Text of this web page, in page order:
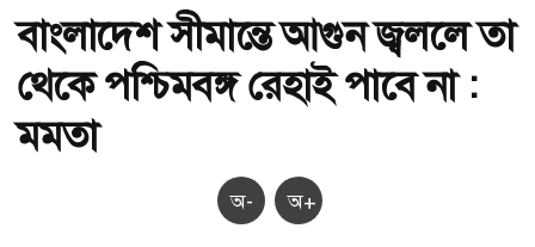
বাংলাদেশ সীমান্তে আগুন জ্বললে তা
থেকে পশ্চিমবঙ্গ রেহাই পাবে না :
মমতা
অ- অ+